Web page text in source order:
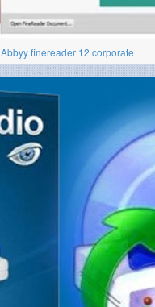
Abbyy finereader 12 corporate